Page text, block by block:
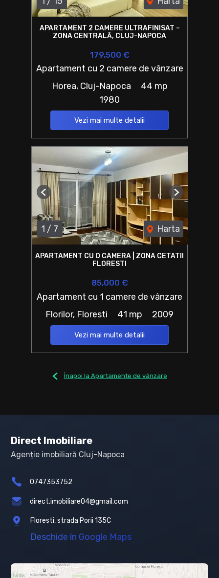
APARTAMENT 2 CAMERE ULTRAFINISAT –
ZONA CENTRALĂ, CLUJ-NAPOCA
179,500 €
Apartament cu 2 camere de vânzare
Horea, Cluj-Napoca
44 mp
1980
Vezi mai multe detalii
1 / 7 Harta
Previous Next
APARTAMENT CU O CAMERA | ZONA CETATII
FLORESTI
85,000 €
Apartament cu 1 camere de vânzare
Florilor, Floresti
41 mp 2009
Vezi mai multe detalii
Înapoi la Apartamente de vânzare
Direct Imobiliare
Agenție imobiliară Cluj-Napoca
0747353752
direct.imobiliare04@gmail.com
Floresti, strada Porii 135C
Deschide în Google Maps